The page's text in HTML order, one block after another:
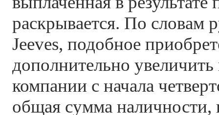
раскрывается. По словам
Jeeves, подобное
дополнительно
компании с начала
общая сумма наличности,